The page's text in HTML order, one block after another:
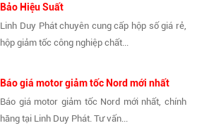
Bảo Hiệu Suất
Linh Duy Phát chuyên cung cấp hộp số giá rẻ,
hộp giảm tốc công nghiệp chất...
Báo giá motor giảm tốc Nord mới nhất
Báo giá motor giảm tốc Nord mới nhất, chính
hãng tại Linh Duy Phát. Tư vấn...